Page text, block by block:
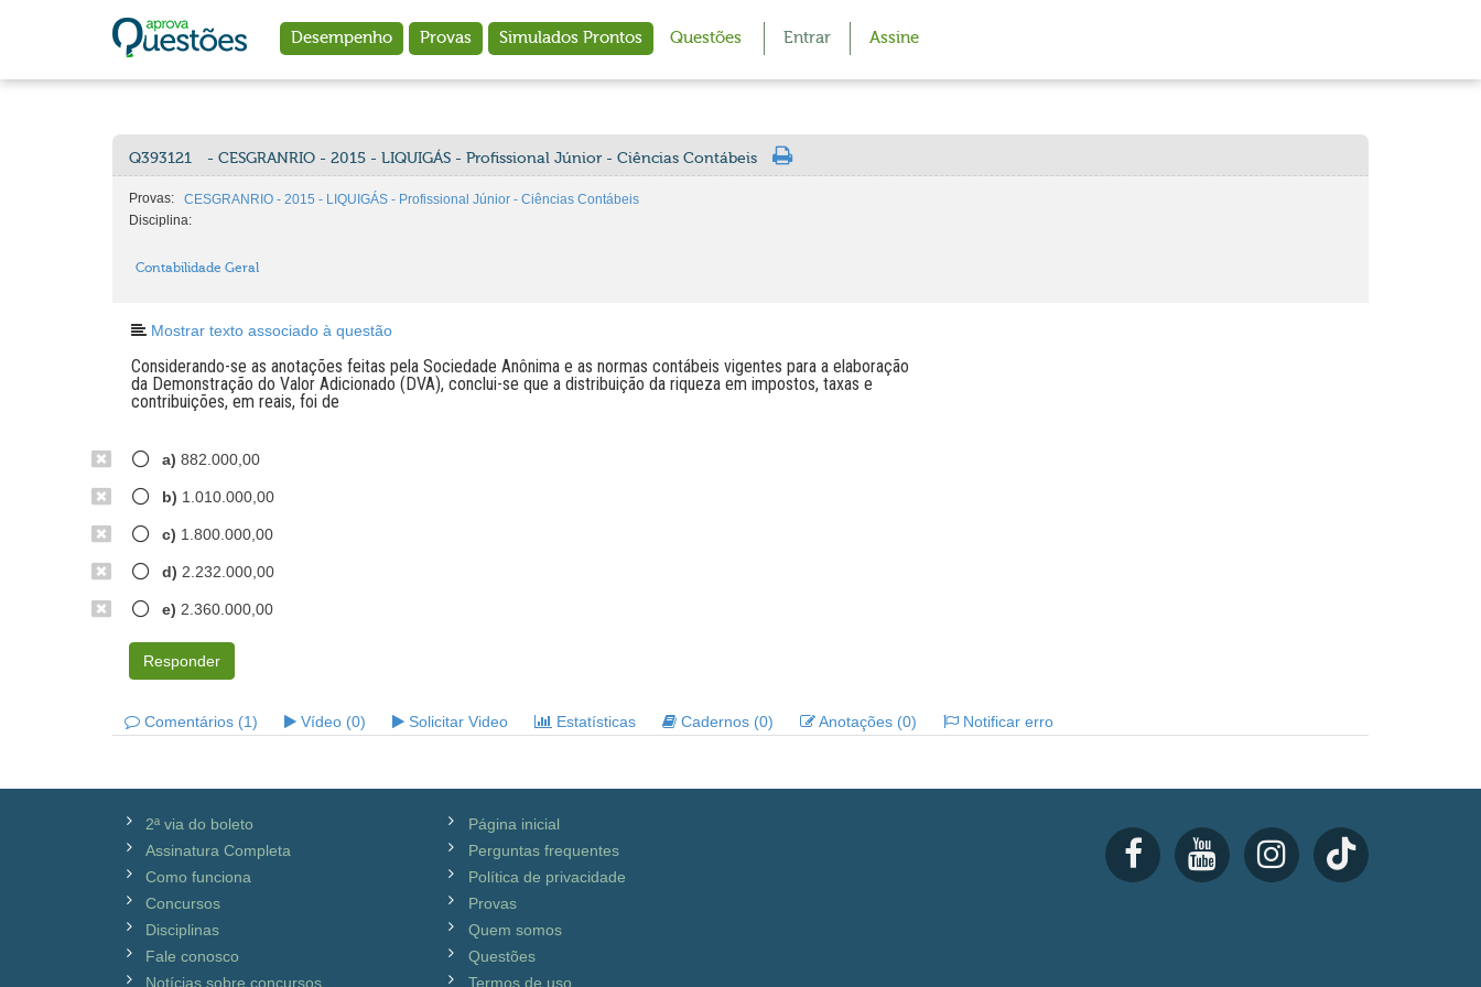
Desempenho Provas Simulados Prontos Questões Entrar Assine
Q393121 - CESGRANRIO - 2015 - LIQUIGÁS - Profissional Júnior - Ciências Contábeis
Provas:
CESGRANRIO - 2015 - LIQUIGÁS - Profissional Júnior - Ciências Contábeis
Disciplina:
Contabilidade Geral
Mostrar texto associado à questão
Considerando-se as anotações feitas pela Sociedade Anônima e as normas contábeis vigentes para a elaboração
da Demonstração do Valor Adicionado (DVA), conclui-se que a distribuição da riqueza em impostos, taxas e
contribuições, em reais, foi de
a) 882.000,00
b) 1.010.000,00
c) 1.800.000,00
d) 2.232.000,00
e) 2.360.000,00
Responder
Comentários (1) Vídeo (0) Solicitar Video Estatísticas Cadernos (0) Anotações (0) Notificar erro
2ª via do boleto
Assinatura Completa
Como funciona
Concursos
Disciplinas
Fale conosco
Notícias sobre concursos
Página inicial
Perguntas frequentes
Política de privacidade
Provas
Quem somos
Questões
Termos de uso